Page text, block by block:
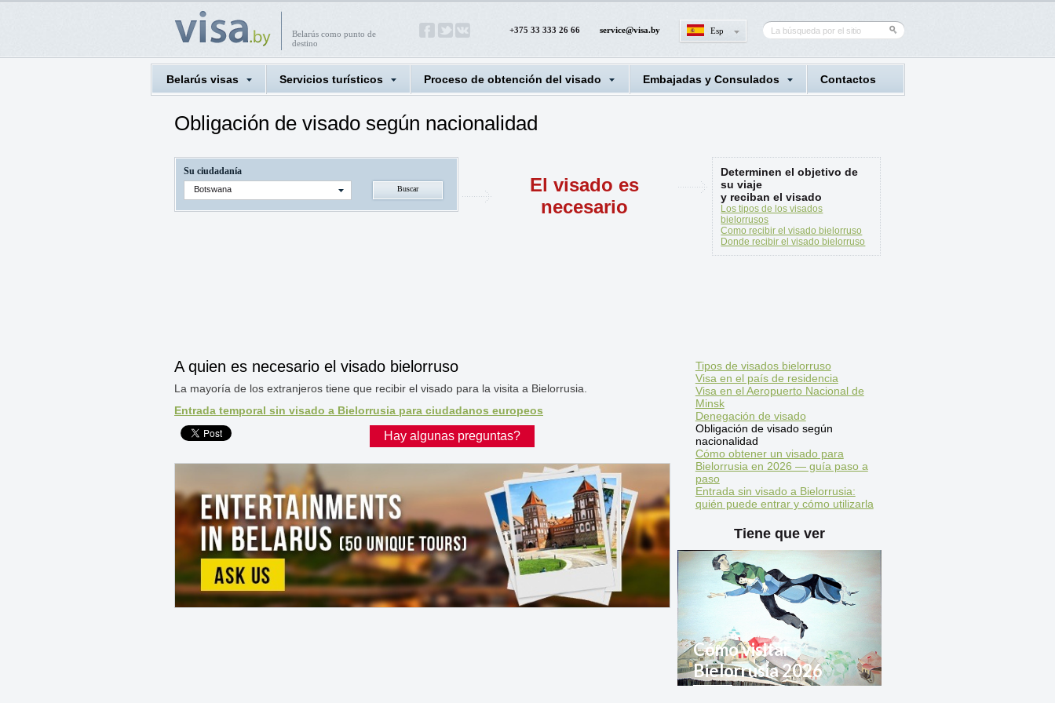
Belarús como punto de
destino
+375 33 333 26 66 service@visa.by Esp
Belarús visas Servicios turísticos Proceso de obtención del visado Embajadas y Consulados Contactos
Obligación de visado según nacionalidad
Su ciudadanía
Botswana
El visado es
necesario
Determinen el objetivo de
su viaje
y reciban el visado
Los tipos de los visados
bielorrusos
Como recibir el visado bielorruso
Donde recibir el visado bielorruso
A quien es necesario el visado bielorruso
La mayoría de los extranjeros tiene que recibir el visado para la visita a Bielorrusia.
Entrada temporal sin visado a Bielorrusia para ciudadanos europeos
Hay algunas preguntas?
Tipos de visados bielorruso
Visa en el país de residencia
Visa en el Aeropuerto Nacional de
Minsk
Denegación de visado
Obligación de visado según
nacionalidad
Cómo obtener un visado para
Bielorrusia en 2026 — guía paso a
paso
Entrada sin visado a Bielorrusia:
quién puede entrar y cómo utilizarla
Tiene que ver
Cómo visitar
Bielorrusia 2026